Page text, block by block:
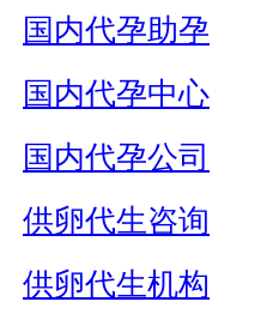
国内代孕助孕
国内代孕中心
国内代孕公司
供卵代生咨询
供卵代生机构